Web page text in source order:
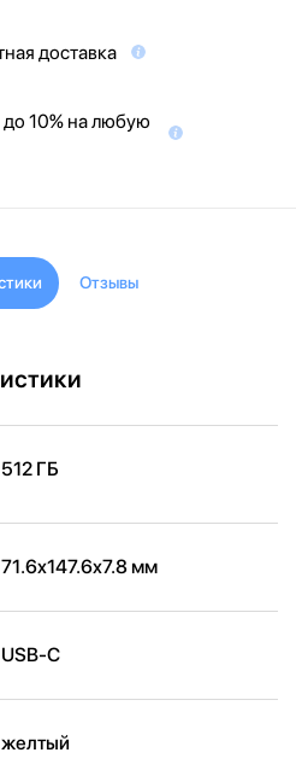
доставка
10% на любую
Отзывы
512 ГБ
71.6x147.6x7.8 мм
USB-C
желтый